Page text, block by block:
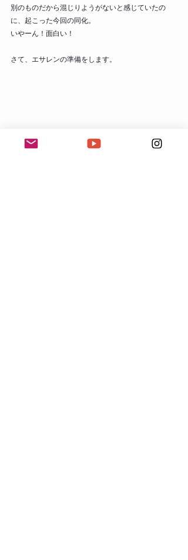
別のものだから混じりようがないと感じていたの
に、起こった今回の同化。
いやーん！面白い！
さて、エサレンの準備をします。